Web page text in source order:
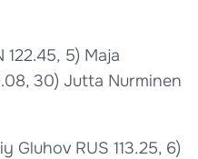
122.45, 5) Maja
30) Jutta Nurminen
Gluhov RUS 113.25, 6)